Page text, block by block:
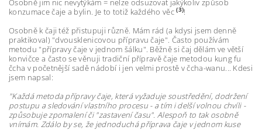
konzumace čaje a bylin. Je to totiž každého věc (3)!
Osobně k čaji též přistupuji různě. Mám rád (a kdysi jsem denně
praktikoval) "dvousklenicovou přípravu čaje". Často používám
metodu "přípravy čaje v jednom šálku". Běžně si čaj dělám ve větší
konvičce a často se věnuji tradiční přípravě čaje metodou kung fu
čcha v početnější sadě nádobí i jen velmi prostě v čcha-wanu... Kdesi
jsem napsal:
"Každá metoda přípravy čaje, která vyžaduje soustředění, dodržení
postupu a sledování vlastního procesu - a tím i delší volnou chvíli -
způsobuje zpomalení či "zastavení času". Alespoň to tak osobně
vnímám. Zdálo by se, že jednoduchá příprava čaje v jednom kuse